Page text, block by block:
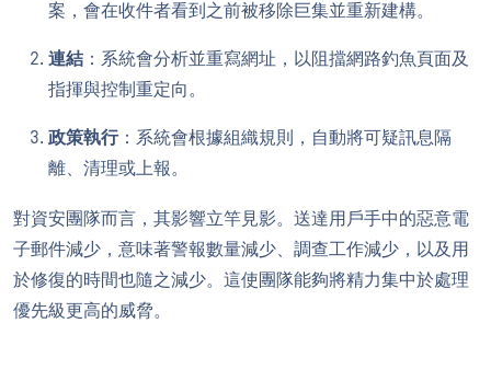
案，會在收件者看到之前被移除巨集並重新建構。
連結 ：系統會分析並重寫網址，以阻擋網路釣魚頁面及
指揮與控制重定向。
政策執行：系統會根據組織規則，自動將可疑訊息隔
離、清理或上報。
對資安團隊而言，其影響立竿見影。送達用戶手中的惡意電
子郵件減少，意味著警報數量減少、調查工作減少，以及用
於修復的時間也隨之減少。這使團隊能夠將精力集中於處理
優先級更高的威脅。